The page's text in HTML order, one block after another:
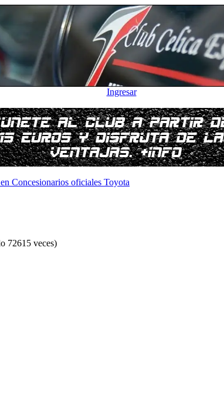
Ingresar
Concesionarios oficiales Toyota
72615 veces)